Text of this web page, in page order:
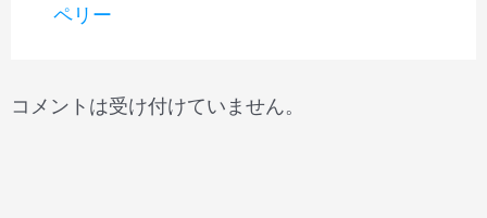
ペリー
コメントは受け付けていません。